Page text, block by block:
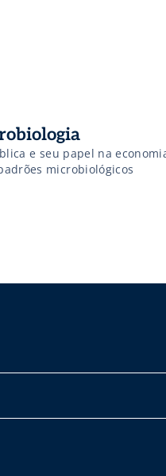
e seu papel na
microbiológicos